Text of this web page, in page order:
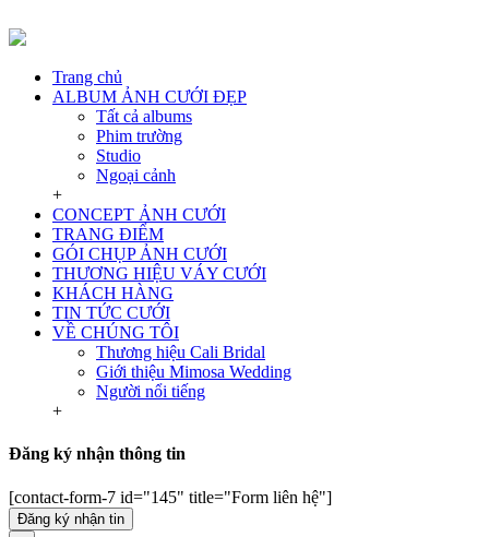
Trang chủ
ALBUM ẢNH CƯỚI ĐẸP
Tất cả albums
Phim trường
Studio
Ngoại cảnh
+
CONCEPT ẢNH CƯỚI
TRANG ĐIỂM
GÓI CHỤP ẢNH CƯỚI
THƯƠNG HIỆU VÁY CƯỚI
KHÁCH HÀNG
TIN TỨC CƯỚI
VỀ CHÚNG TÔI
Thương hiệu Cali Bridal
Giới thiệu Mimosa Wedding
Người nổi tiếng
+
Đăng ký nhận thông tin
[contact-form-7 id="145" title="Form liên hệ"]
Đăng ký nhận tin